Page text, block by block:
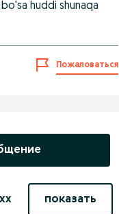
huddi shunaqa
Пожаловаться
показать